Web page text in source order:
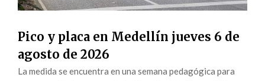
Pico y placa en Medellín jueves 6 de
agosto de 2026
La medida se encuentra en una semana pedagógica para